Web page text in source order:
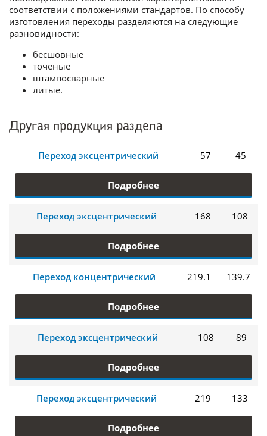
соответствии с положениями стандартов. По способу
изготовления переходы разделяются на следующие
разновидности:
бесшовные
точёные
штампосварные
литые.
Другая продукция раздела
Переход эксцентрический 57 45
Подробнее
Переход эксцентрический 168 108
Подробнее
Переход концентрический 219.1 139.7
Подробнее
Переход эксцентрический 108 89
Подробнее
Переход эксцентрический 219 133
Подробнее